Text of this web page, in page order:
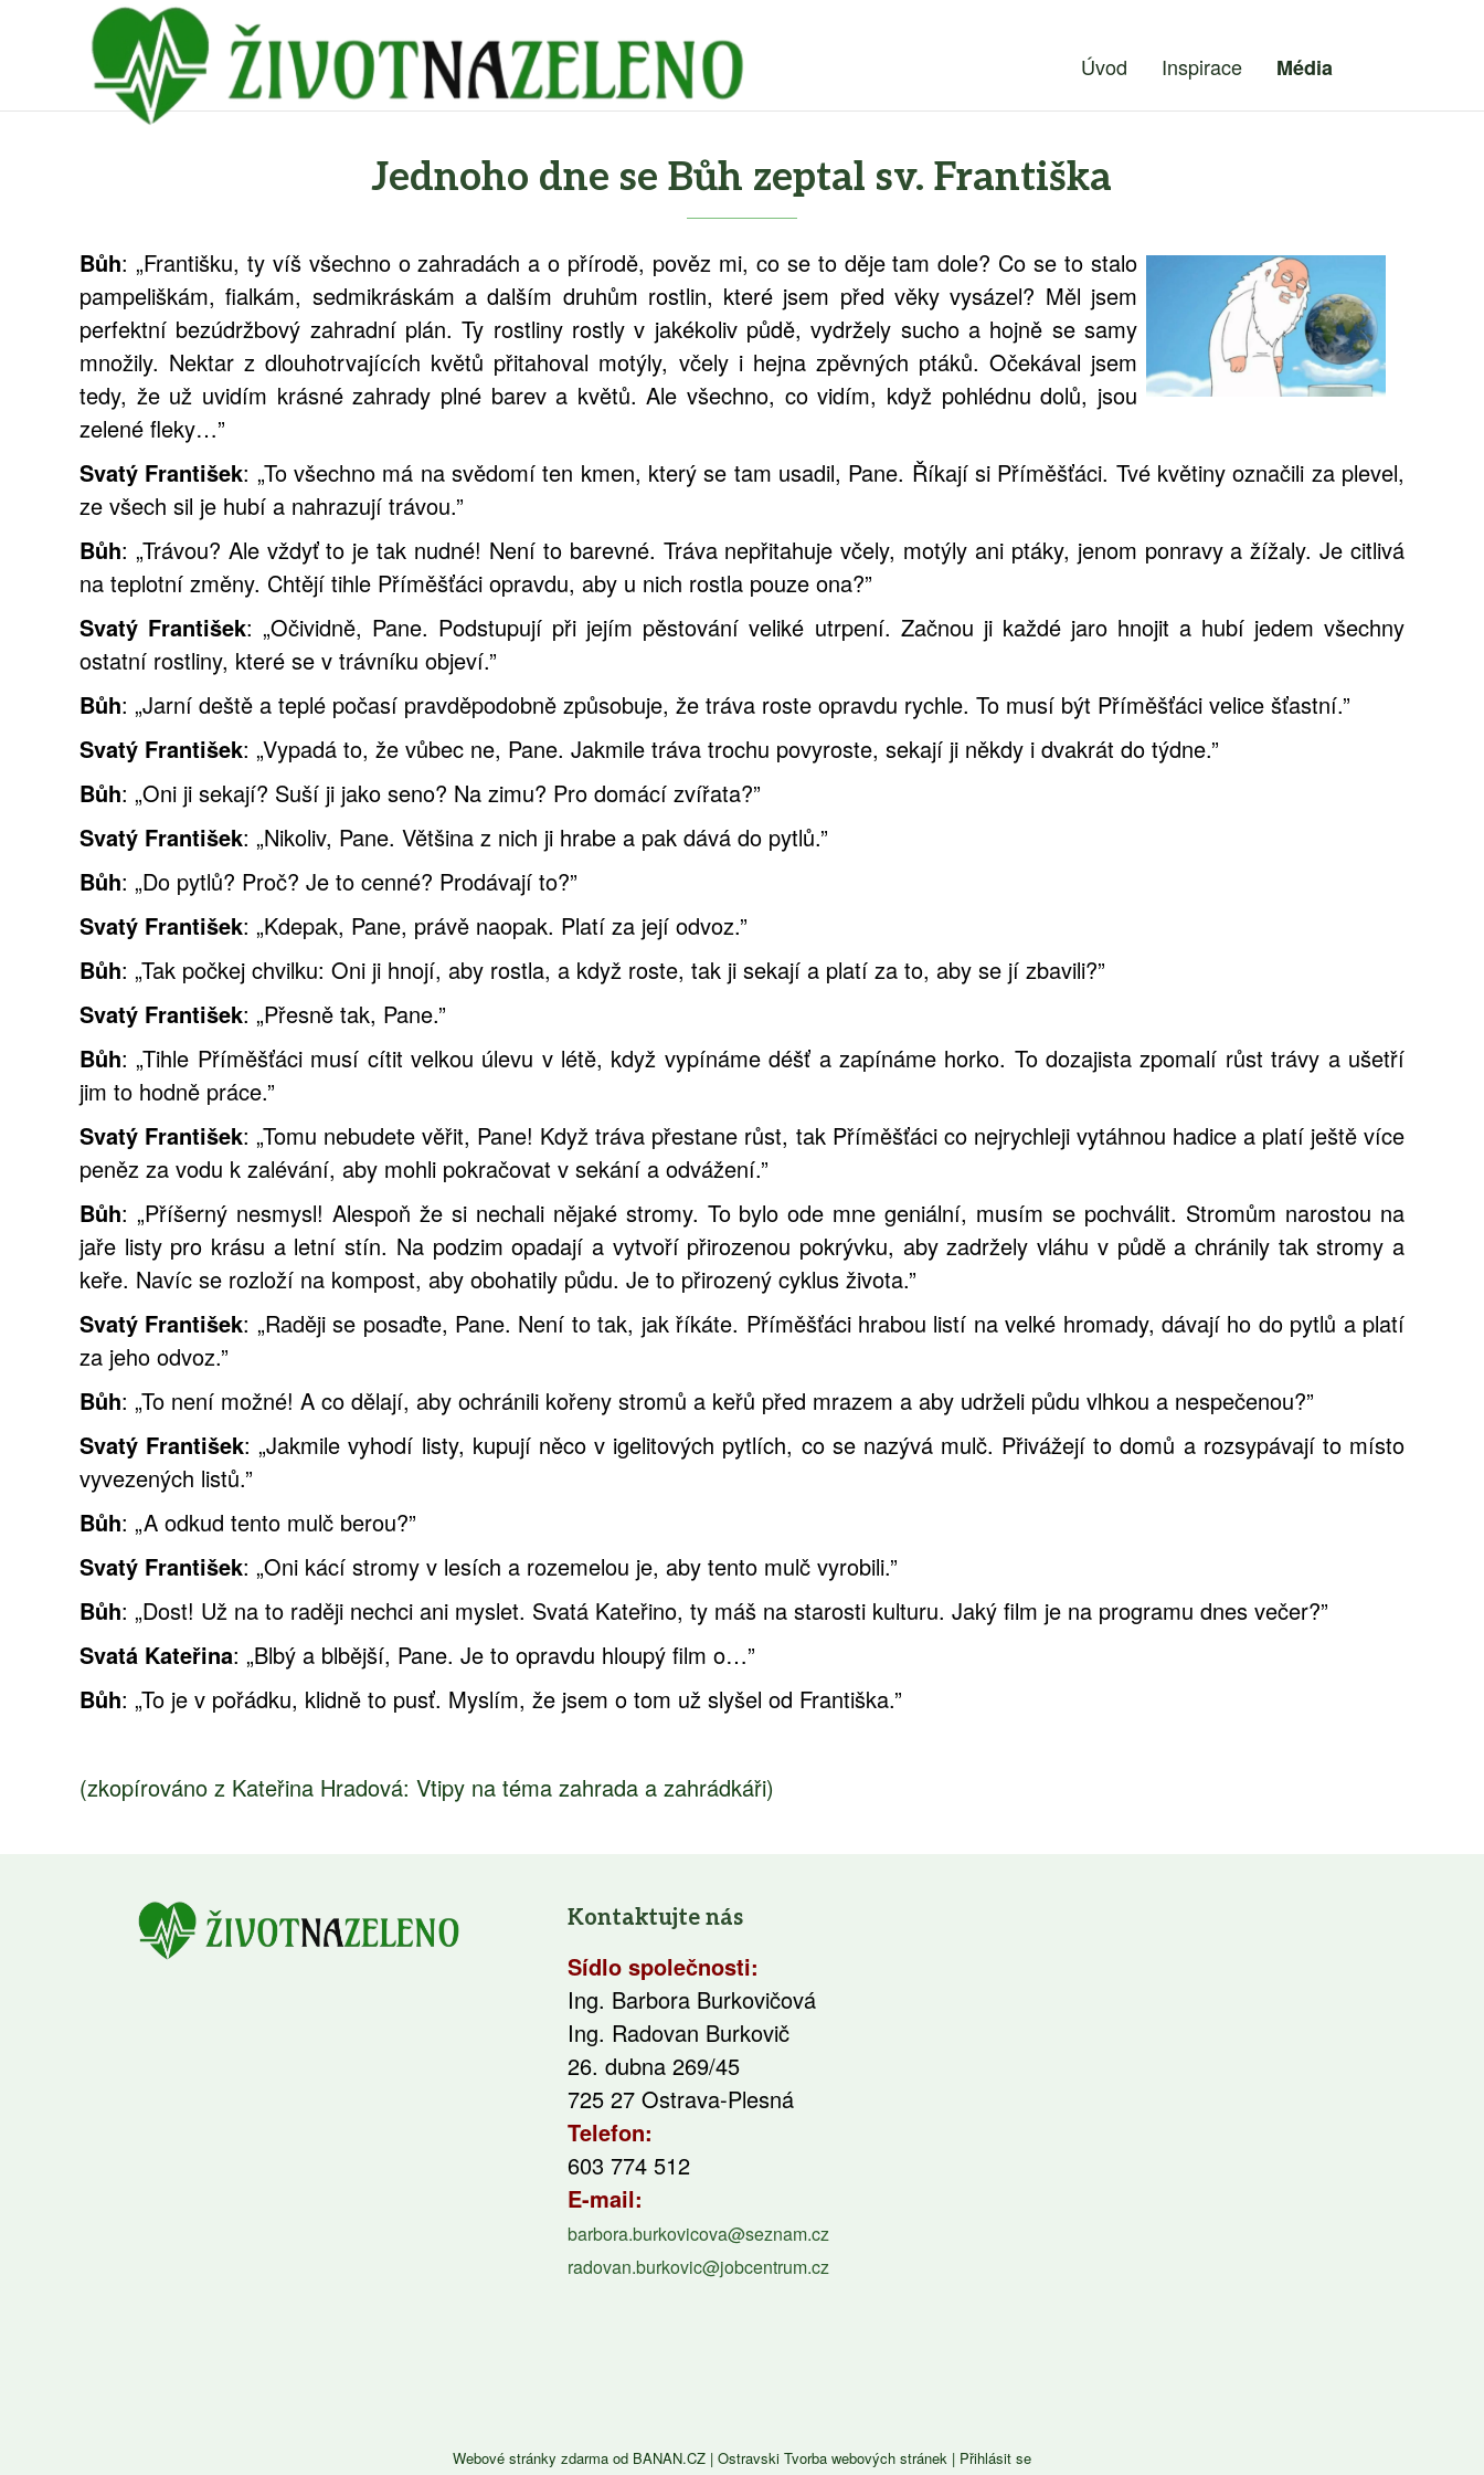
Úvod Inspirace Média
Jednoho dne se Bůh zeptal sv. Františka
Bůh: „Františku, ty víš všechno o zahradách a o přírodě, pověz mi, co se to děje tam dole? Co se to stalo
pampeliškám, fialkám, sedmikráskám a dalším druhům rostlin, které jsem před věky vysázel? Měl jsem
perfektní bezúdržbový zahradní plán. Ty rostliny rostly v jakékoliv půdě, vydržely sucho a hojně se samy
množily. Nektar z dlouhotrvajících květů přitahoval motýly, včely i hejna zpěvných ptáků. Očekával jsem
tedy, že už uvidím krásné zahrady plné barev a květů. Ale všechno, co vidím, když pohlédnu dolů, jsou
zelené fleky…”
Svatý František: „To všechno má na svědomí ten kmen, který se tam usadil, Pane. Říkají si Příměšťáci. Tvé květiny označili za plevel,
ze všech sil je hubí a nahrazují trávou.”
Bůh: „Trávou? Ale vždyť to je tak nudné! Není to barevné. Tráva nepřitahuje včely, motýly ani ptáky, jenom ponravy a žížaly. Je citlivá
na teplotní změny. Chtějí tihle Příměšťáci opravdu, aby u nich rostla pouze ona?”
Svatý František: „Očividně, Pane. Podstupují při jejím pěstování veliké utrpení. Začnou ji každé jaro hnojit a hubí jedem všechny
ostatní rostliny, které se v trávníku objeví.”
Bůh: „Jarní deště a teplé počasí pravděpodobně způsobuje, že tráva roste opravdu rychle. To musí být Příměšťáci velice šťastní.”
Svatý František: „Vypadá to, že vůbec ne, Pane. Jakmile tráva trochu povyroste, sekají ji někdy i dvakrát do týdne.”
Bůh: „Oni ji sekají? Suší ji jako seno? Na zimu? Pro domácí zvířata?”
Svatý František: „Nikoliv, Pane. Většina z nich ji hrabe a pak dává do pytlů.”
Bůh: „Do pytlů? Proč? Je to cenné? Prodávají to?”
Svatý František: „Kdepak, Pane, právě naopak. Platí za její odvoz.”
Bůh: „Tak počkej chvilku: Oni ji hnojí, aby rostla, a když roste, tak ji sekají a platí za to, aby se jí zbavili?”
Svatý František: „Přesně tak, Pane.”
Bůh: „Tihle Příměšťáci musí cítit velkou úlevu v létě, když vypínáme déšť a zapínáme horko. To dozajista zpomalí růst trávy a ušetří
jim to hodně práce.”
Svatý František: „Tomu nebudete věřit, Pane! Když tráva přestane růst, tak Příměšťáci co nejrychleji vytáhnou hadice a platí ještě více
peněz za vodu k zalévání, aby mohli pokračovat v sekání a odvážení.”
Bůh: „Příšerný nesmysl! Alespoň že si nechali nějaké stromy. To bylo ode mne geniální, musím se pochválit. Stromům narostou na
jaře listy pro krásu a letní stín. Na podzim opadají a vytvoří přirozenou pokrývku, aby zadržely vláhu v půdě a chránily tak stromy a
keře. Navíc se rozloží na kompost, aby obohatily půdu. Je to přirozený cyklus života.”
Svatý František: „Raději se posaďte, Pane. Není to tak, jak říkáte. Příměšťáci hrabou listí na velké hromady, dávají ho do pytlů a platí
za jeho odvoz.”
Bůh: „To není možné! A co dělají, aby ochránili kořeny stromů a keřů před mrazem a aby udrželi půdu vlhkou a nespečenou?”
Svatý František: „Jakmile vyhodí listy, kupují něco v igelitových pytlích, co se nazývá mulč. Přivážejí to domů a rozsypávají to místo
vyvezených listů.”
Bůh: „A odkud tento mulč berou?”
Svatý František: „Oni kácí stromy v lesích a rozemelou je, aby tento mulč vyrobili.”
Bůh: „Dost! Už na to raději nechci ani myslet. Svatá Kateřino, ty máš na starosti kulturu. Jaký film je na programu dnes večer?”
Svatá Kateřina: „Blbý a blbější, Pane. Je to opravdu hloupý film o…”
Bůh: „To je v pořádku, klidně to pusť. Myslím, že jsem o tom už slyšel od Františka.”
(zkopírováno z Kateřina Hradová: Vtipy na téma zahrada a zahrádkáři)
Kontaktujte nás
Sídlo společnosti:
Ing. Barbora Burkovičová
Ing. Radovan Burkovič
26. dubna 269/45
725 27 Ostrava-Plesná
Telefon:
603 774 512
E-mail:
barbora.burkovicova@seznam.cz
radovan.burkovic@jobcentrum.cz
Webové stránky zdarma od BANAN.CZ | Ostravski Tvorba webových stránek | Přihlásit se